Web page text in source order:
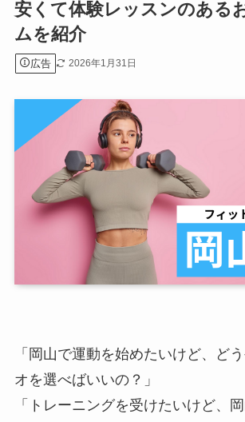
安くて体験レッスンのある
ムを紹介
広告 2026年1月31日
「岡山で運動を始めたいけど、ど
オを選べばいいの？」
「トレーニングを受けたいけど、